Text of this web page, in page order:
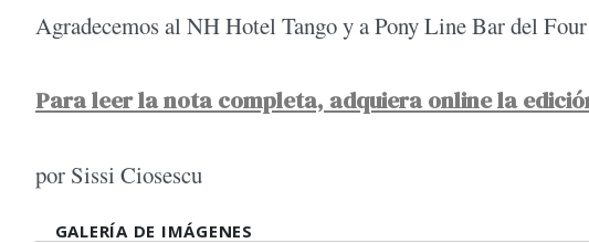
Agradecemos al NH Hotel Tango y a Pony Line Bar del Four
Para leer la nota completa, adquiera online la
por Sissi Ciosescu
GALERÍA DE IMÁGENES